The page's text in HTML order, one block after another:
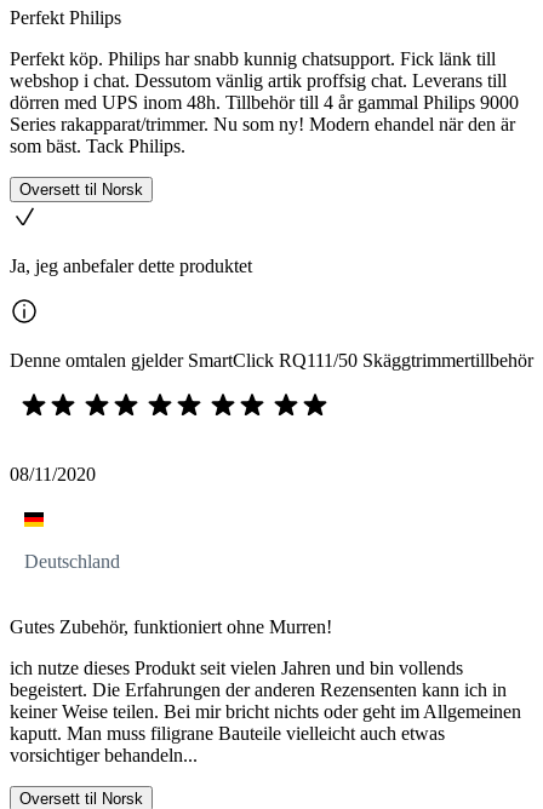
Perfekt Philips
Perfekt köp. Philips har snabb kunnig chatsupport. Fick länk till
webshop i chat. Dessutom vänlig artik proffsig chat. Leverans till
dörren med UPS inom 48h. Tillbehör till 4 år gammal Philips 9000
Series rakapparat/trimmer. Nu som ny! Modern ehandel när den är
som bäst. Tack Philips.
Oversett til Norsk
Ja, jeg anbefaler dette produktet
Denne omtalen gjelder SmartClick RQ111/50 Skäggtrimmertillbehör
08/11/2020
Deutschland
Gutes Zubehör, funktioniert ohne Murren!
ich nutze dieses Produkt seit vielen Jahren und bin vollends
begeistert. Die Erfahrungen der anderen Rezensenten kann ich in
keiner Weise teilen. Bei mir bricht nichts oder geht im Allgemeinen
kaputt. Man muss filigrane Bauteile vielleicht auch etwas
vorsichtiger behandeln...
Oversett til Norsk